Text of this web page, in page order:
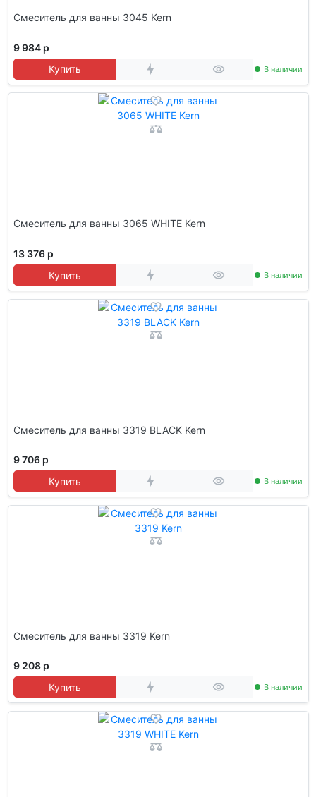
Смеситель для ванны 3045 Kern
9 984 р
Купить
В наличии
Смеситель для ванны 3065 WHITE Kern
13 376 р
Купить
В наличии
Смеситель для ванны 3319 BLACK Kern
9 706 р
Купить
В наличии
Смеситель для ванны 3319 Kern
9 208 р
Купить
В наличии